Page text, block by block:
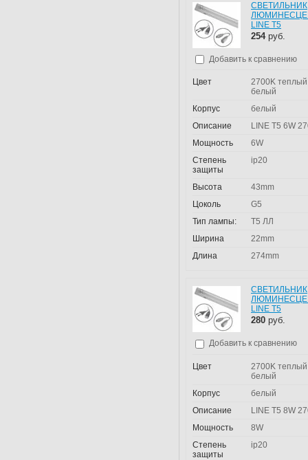
СВЕТИЛЬНИК
LINE T5
254руб.
Добавить к сравнению
Цвет
2700K теплый
белый
Корпус
белый
Описание
LINE T5 6W
Мощность
6W
Степень
защиты
ip20
Высота
43mm
Цоколь
G5
Тип лампы:
T5 ЛЛ
Ширина
22mm
Длина
274mm
СВЕТИЛЬНИК
LINE T5
280 руб.
Добавить к сравнению
Цвет
2700K теплый
белый
Корпус
белый
Описание
LINE T5 8W
Мощность
8W
Степень
защиты
ip20